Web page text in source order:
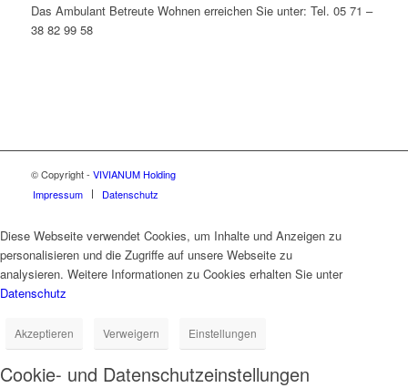
Das Ambulant Betreute Wohnen erreichen Sie unter: Tel. 05 71 –
38 82 99 58
© Copyright - VIVIANUM Holding
Impressum
Datenschutz
Diese Webseite verwendet Cookies, um Inhalte und Anzeigen zu
personalisieren und die Zugriffe auf unsere Webseite zu
analysieren. Weitere Informationen zu Cookies erhalten Sie unter
Datenschutz
Akzeptieren Verweigern Einstellungen
Cookie- und Datenschutzeinstellungen